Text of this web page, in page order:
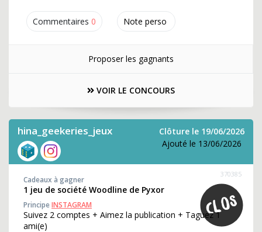
Commentaires 0 Note perso
Proposer les gagnants
VOIR LE CONCOURS
hina_geekeries_jeux
Clôture le 19/06/2026
Ajouté le 13/06/2026
370385
Cadeaux à gagner
1 jeu de société Woodline de Pyxor
PrincipeINSTAGRAM
Suivez 2 comptes + Aimez la publication + Taguez 1
ami(e)